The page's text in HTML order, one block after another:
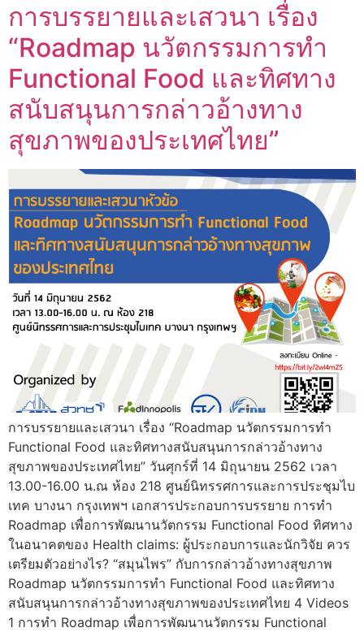
การบรรยายและเสวนา เรื่อง
“Roadmap นวัตกรรมการทำ
Functional Food และทิศทาง
สนับสนุนการกล่าวอ้างทาง
สุขภาพของประเทศไทย”
การบรรยายและเสวนา เรื่อง “Roadmap นวัตกรรมการทำ
Functional Food และทิศทางสนับสนุนการกล่าวอ้างทาง
สุขภาพของประเทศไทย” วันศุกร์ที่ 14 มิถุนายน 2562 เวลา
13.00-16.00 น.ณ ห้อง 218 ศูนย์นิทรรศการและการประชุมไบ
เทค บางนา กรุงเทพฯ เอกสารประกอบการบรรยาย การทำ
Roadmap เพื่อการพัฒนานวัตกรรม Functional Food ทิศทาง
ในอนาคตของ Health claims: ผู้ประกอบการและนักวิจัย ควร
เตรียมตัวอย่างไร? “สมุนไพร” กับการกล่าวอ้างทางสุขภาพ
Roadmap นวัตกรรมการทำ Functional Food และทิศทาง
สนับสนุนการกล่าวอ้างทางสุขภาพของประเทศไทย 4 Videos
1 การทำ Roadmap เพื่อการพัฒนานวัตกรรม Functional